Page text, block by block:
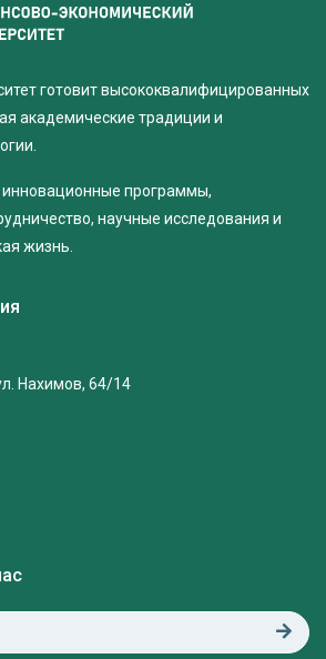
готовит высококвалифицированных
академические традиции и
программы,
научные исследования и
жизнь.
Нахимов, 64/14